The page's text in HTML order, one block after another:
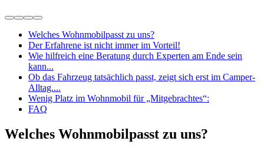
Welches Wohnmobilpasst zu uns?
Der Erfahrene ist nicht immer im Vorteil!
Wie hilfreich eine Beratung durch Experten am Ende sein
kann...
Ob das Fahrzeug tatsächlich passt, zeigt sich erst im Camper-
Alltag....
Wenig Platz im Wohnmobil für „Mitgebrachtes“:
FAQ
Welches Wohnmobilpasst zu uns?